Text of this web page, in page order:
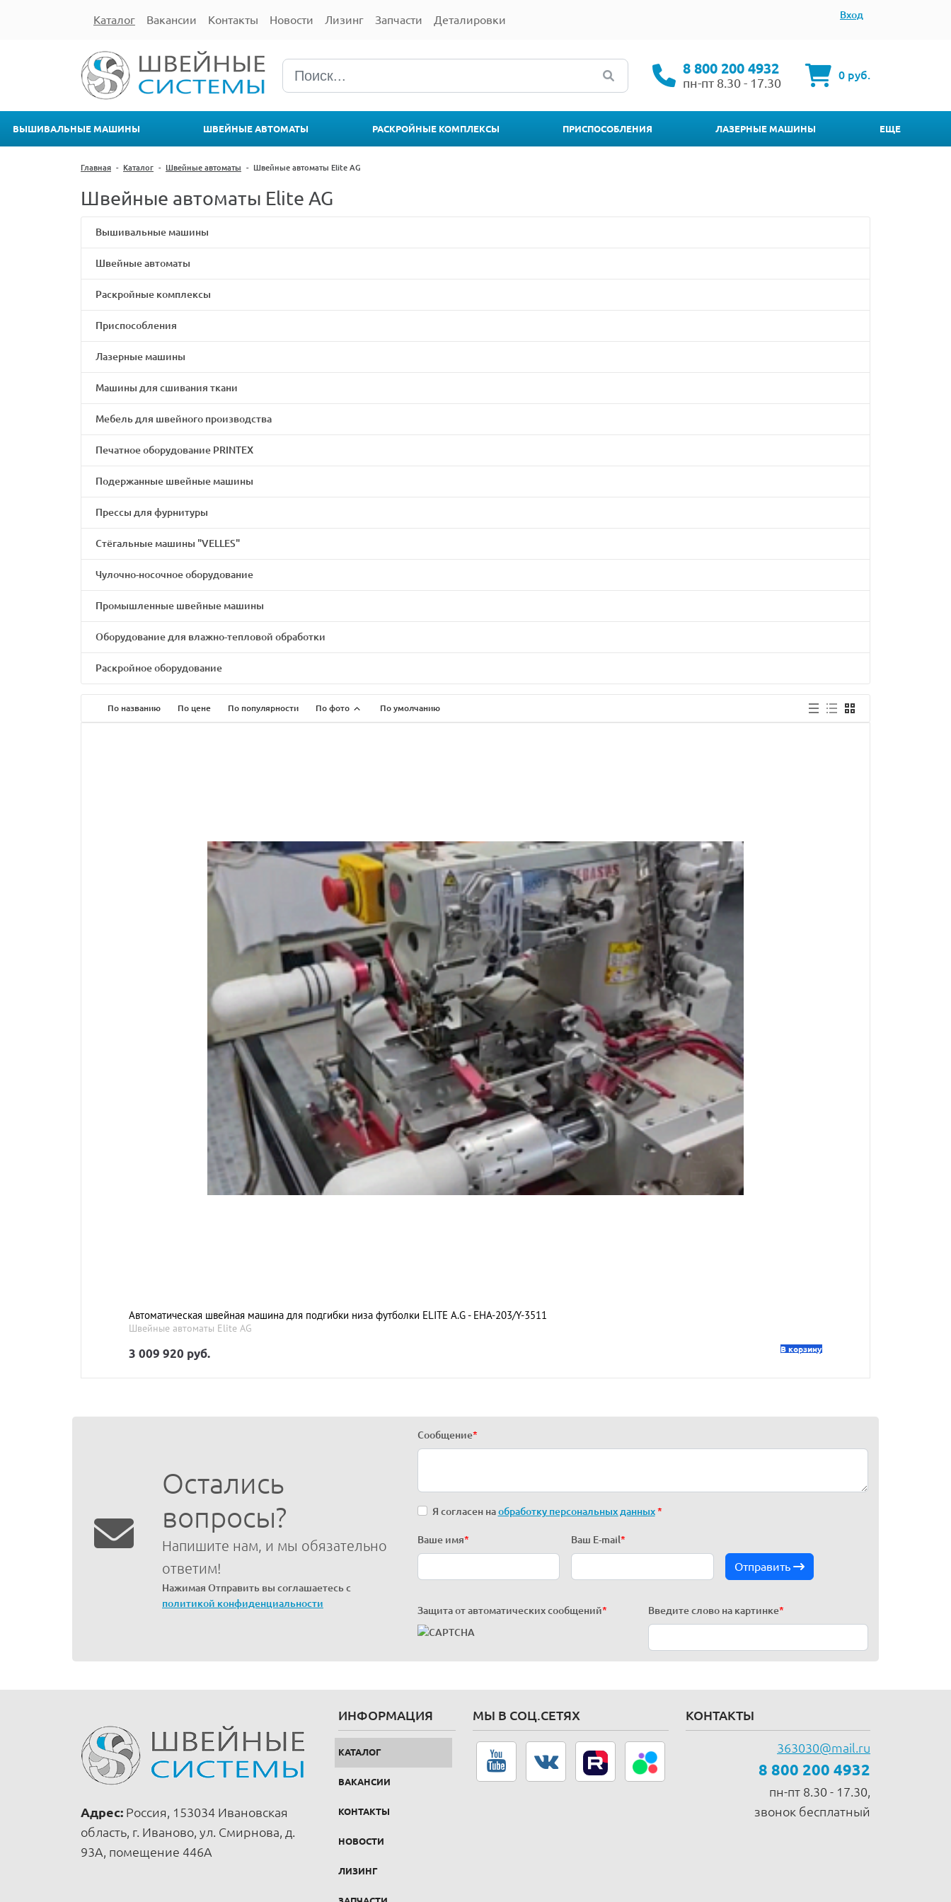
Каталог Вакансии Контакты Новости Лизинг Запчасти Деталировки Вход
8 800 200 4932
пн-пт 8.30 - 17.30
0 руб.
ВЫШИВАЛЬНЫЕ МАШИНЫ ШВЕЙНЫЕ АВТОМАТЫ РАСКРОЙНЫЕ КОМПЛЕКСЫ ПРИСПОСОБЛЕНИЯ ЛАЗЕРНЫЕ МАШИНЫ ЕЩЕ
Главная - Каталог - Швейные автоматы - Швейные автоматы Elite AG
Швейные автоматы Elite AG
Вышивальные машины
Швейные автоматы
Раскройные комплексы
Приспособления
Лазерные машины
Машины для сшивания ткани
Мебель для швейного производства
Печатное оборудование PRINTEX
Подержанные швейные машины
Прессы для фурнитуры
Стёгальные машины "VELLES"
Чулочно-носочное оборудование
Промышленные швейные машины
Оборудование для влажно-тепловой обработки
Раскройное оборудование
По названию По цене По популярности По фото По умолчанию
Автоматическая швейная машина для подгибки низа футболки ELITE A.G - EHA-203/Y-3511
Швейные автоматы Elite AG
3 009 920 руб. В корзину
Остались
вопросы?
Напишите нам, и мы обязательно
ответим!
Нажимая Отправить вы соглашаетесь с
политикой конфиденциальности
Сообщение*
Я согласен наобработку персональных данных *
Ваше имя* Ваш E-mail*
Отправить
Защита от автоматических сообщений* Введите слово на картинке*
Адрес: Россия, 153034 Ивановская
область, г. Иваново, ул. Смирнова, д.
93А, помещение 446А
ИНФОРМАЦИЯ
КАТАЛОГ
ВАКАНСИИ
КОНТАКТЫ
НОВОСТИ
ЛИЗИНГ
МЫ В СОЦ.СЕТЯХ КОНТАКТЫ
363030@mail.ru
8 800 200 4932
пн-пт 8.30 - 17.30,
звонок бесплатный